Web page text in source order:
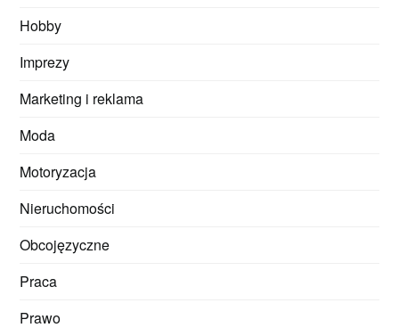
Hobby
Imprezy
Marketing i reklama
Moda
Motoryzacja
Nieruchomości
Obcojęzyczne
Praca
Prawo